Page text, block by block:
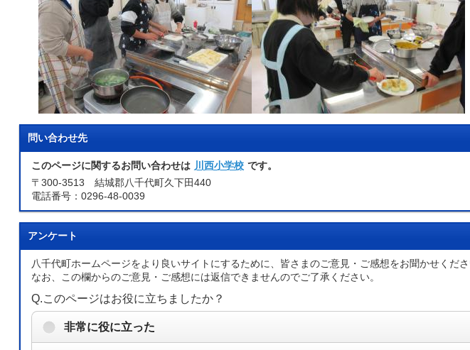
問い合わせ先
このページに関するお問い合わせは 川西小学校 です。
〒300-3513 結城郡八千代町久下田440
電話番号：0296-48-0039
アンケート
八千代町ホームページをより良いサイトにするために、皆さまのご意見・ご感想をお聞かせくださ
なお、この欄からのご意見・ご感想には返信できませんのでご了承ください。
Q.このページはお役に立ちましたか？
非常に役に立った